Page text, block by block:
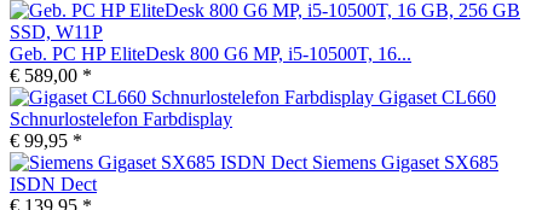
Geb. PC HP EliteDesk 800 G6 MP, i5-10500T, 16...
€ 589,00 *
Gigaset CL660
Schnurlostelefon Farbdisplay
€ 99,95 *
Siemens Gigaset SX685
ISDN Dect
€ 139,95 *